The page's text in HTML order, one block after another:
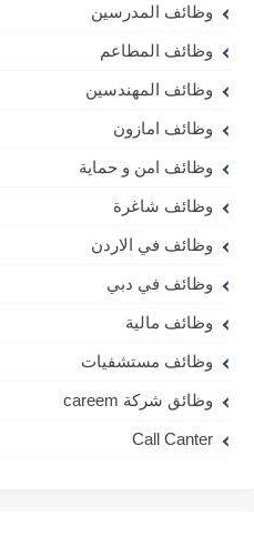
وظائف المدرسين
وظائف المطاعم
وظائف المهندسين
وظائف امازون
وظائف امن و حماية
وظائف شاغرة
وظائف في الاردن
وظائف في دبي
وظائف مالية
وظائف مستشفيات
وظائق شركة careem
Call Canter